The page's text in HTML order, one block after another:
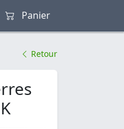
Panier
Retour